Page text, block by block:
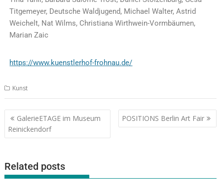
Titgemeyer, Deutsche Waldjugend, Michael Walter, Astrid
Weichelt, Nat Wilms, Christiana Wirthwein-Vormbäumen,
Marian Zaic
https://www.kuenstlerhof-frohnau.de/
Kunst
GalerieETAGE im Museum
Reinickendorf
POSITIONS Berlin Art Fair
Related posts